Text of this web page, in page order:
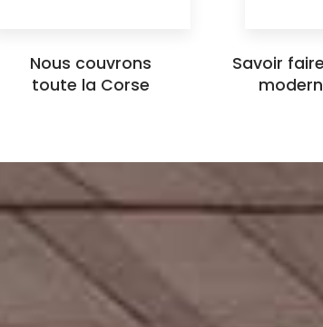
Nous couvrons
toute la Corse
Savoir